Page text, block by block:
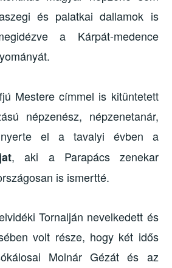
és palatkai dallamok is
a Kárpát-medence
Mestere címmel is kitüntetett
népzenész, népzenetanár,
nyerte el a tavalyi évben a
, aki a Parapács zenekar
is ismertté.
Tornalján nevelkedett és
volt része, hogy két idős
Molnár Gézát és az